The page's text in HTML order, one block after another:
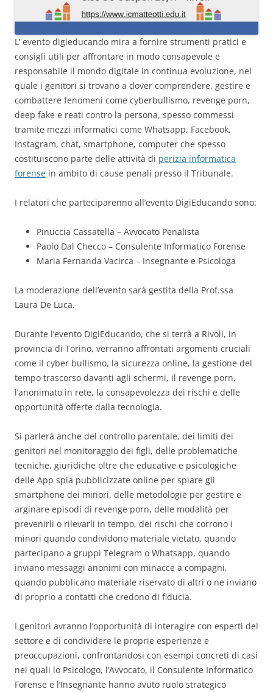
L’ evento digieducando mira a fornire strumenti pratici e
consigli utili per affrontare in modo consapevole e
responsabile il mondo digitale in continua evoluzione, nel
quale i genitori si trovano a dover comprendere, gestire e
combattere fenomeni come cyberbullismo, revenge porn,
deep fake e reati contro la persona, spesso commessi
tramite mezzi informatici come Whatsapp, Facebook,
Instagram, chat, smartphone, computer che spesso
costituiscono parte delle attività di perizia informatica
forense in ambito di cause penali presso il Tribunale.
I relatori che parteciparenno all’evento DigiEducando sono:
Pinuccia Cassatella – Avvocato Penalista
Paolo Dal Checco – Consulente Informatico Forense
Maria Fernanda Vacirca – Insegnante e Psicologa
La moderazione dell’evento sarà gestita della Prof.ssa
Laura De Luca.
Durante l’evento DigiEducando, che si terrà a Rivoli, in
provincia di Torino, verranno affrontati argomenti cruciali
come il cyber bullismo, la sicurezza online, la gestione del
tempo trascorso davanti agli schermi, il revenge porn,
l’anonimato in rete, la consapevolezza dei rischi e delle
opportunità offerte dalla tecnologia.
Si parlerà anche del controllo parentale, dei limiti dei
genitori nel monitoraggio dei figli, delle problematiche
tecniche, giuridiche oltre che educative e psicologiche
delle App spia pubblicizzate online per spiare gli
smartphone dei minori, delle metodologie per gestire e
arginare episodi di revenge porn, delle modalità per
prevenirli o rilevarli in tempo, dei rischi che corrono i
minori quando condividono materiale vietato, quando
partecipano a gruppi Telegram o Whatsapp, quando
inviano messaggi anonimi con minacce a compagni,
quando pubblicano materiale riservato di altri o ne inviano
di proprio a contatti che credono di fiducia.
I genitori avranno l’opportunità di interagire con esperti del
settore e di condividere le proprie esperienze e
preoccupazioni, confrontandosi con esempi concreti di casi
nei quali lo Psicologo, l’Avvocato, il Consulente Informatico
Forense e l’Insegnante hanno avuto ruolo strategico